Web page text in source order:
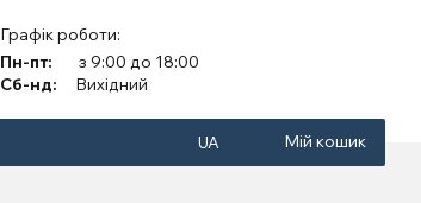
Графік роботи:
Пн-пт:
з 9:00 до 18:00
Сб-нд:
Вихідний
UA Мій кошик